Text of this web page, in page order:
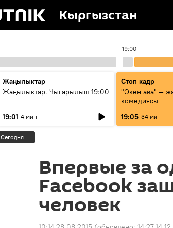
Кыргызстан
19:00
Жаңылыктар
Жаңылыктар. Чыгарылыш 19:00
19:01 4 мин
Стоп кадр
"Окен ава" —
комедиясы
19:05 34 мин
Сегодня
Впервые за
Facebook
человек